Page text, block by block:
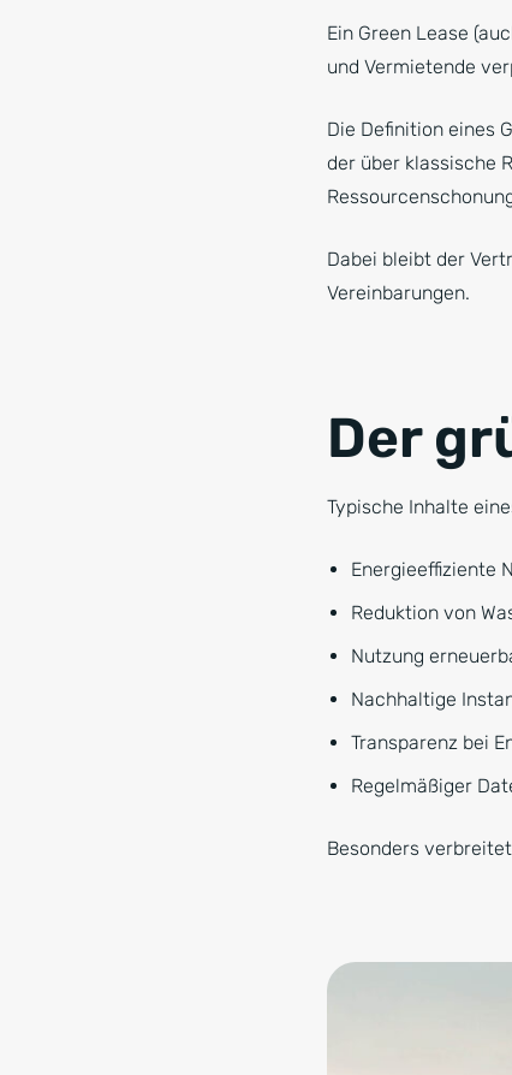
Ein Green Lease
und Vermietende
Die Definition eines
der über klassische
Dabei bleibt der
Vereinbarungen.
Der
Typische Inhalte
Energieeffiziente
Reduktion von
Nutzung
Nachhaltige
Transparenz bei
Regelmäßiger
Besonders